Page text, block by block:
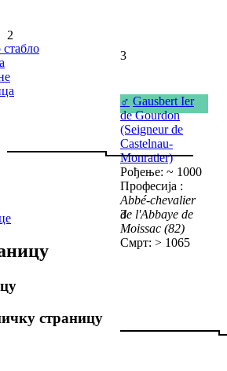
2
3
♂ Gausbert Ier
de Gourdon
(Seigneur de
Castelnau-
Monratier)
Рођење: ~ 1000
Професија :
Abbé-chevalier
de l'Abbaye de
Moissac (82)
Смрт: > 1065
3
страницу